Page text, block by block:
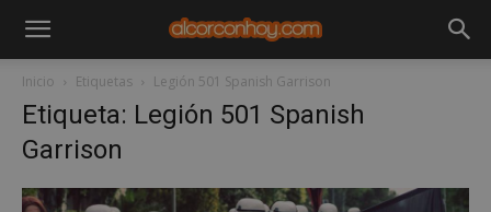
Inicio Etiquetas Legión 501 Spanish Garrison
Etiqueta: Legión 501 Spanish
Garrison